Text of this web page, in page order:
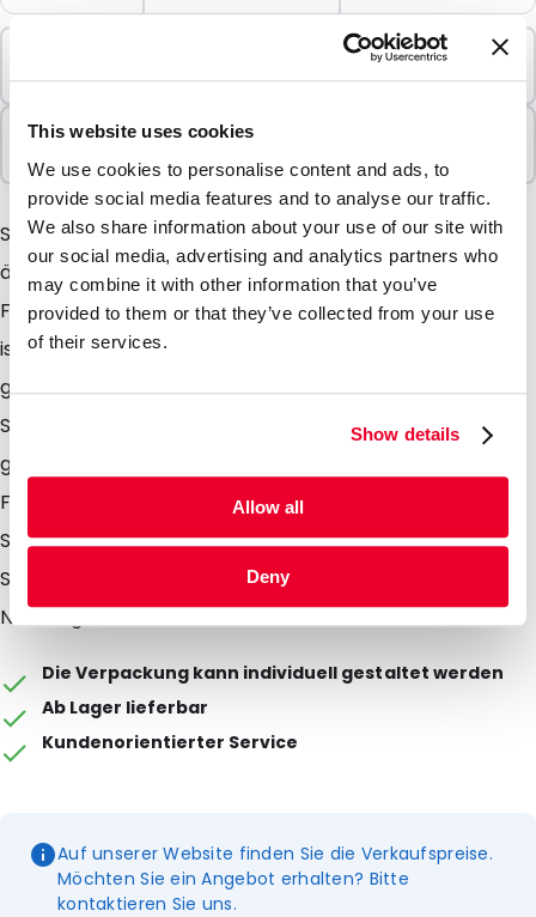
This website uses cookies
We use cookies to personalise content and ads, to
provide social media features and to analyse our traffic.
We also share information about your use of our site with
our social media, advertising and analytics partners who
may combine it with other information that you’ve
provided to them or that they’ve collected from your use
of their services.
Show details
Allow all
Deny
1000 Einheiten
In Paketen verkauft
1000 Einheiten
Sollten Sie Produkte verpacken möchten die gegen
äußere Einflüsse geschützt werden müssen, sind die
Flachbeutel äußerst geeignet dafür. Die Verpackung
ist zum einmaligen Gebrauch gedacht. Sobald diese
gefüllt sind, werden die Flachbeutel durch eine
Siegelmaschine verschlossen. Die Papieraußenseite
gibt der Verpackung einen natürlichen Touch.
Flachbeutel sind auch bedruckt auf Anfrage lieferbar.
Seedbags sind sehr geeignet zum verpacken von
Samen, Musterproben, Kaffee oder andere
Nahrungsmittel.
Die Verpackung kann individuell gestaltet werden
Ab Lager lieferbar
Kundenorientierter Service
Auf unserer Website finden Sie die Verkaufspreise.
Möchten Sie ein Angebot erhalten? Bitte
kontaktieren Sie uns.